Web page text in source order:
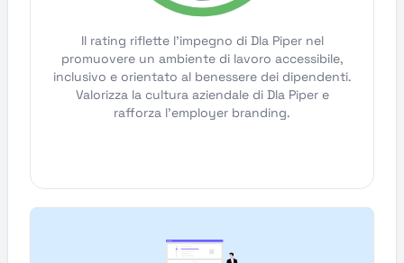
Il rating riflette l'impegno di Dla Piper nel
promuovere un ambiente di lavoro accessibile,
inclusivo e orientato al benessere dei dipendenti.
Valorizza la cultura aziendale di Dla Piper e
rafforza l'employer branding.